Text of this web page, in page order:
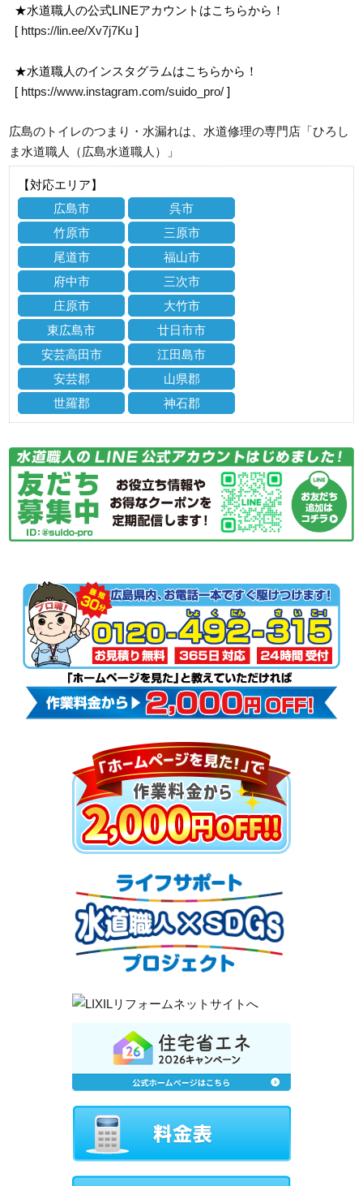
★水道職人の公式LINEアカウントはこちらから！
[ https://lin.ee/Xv7j7Ku ]
★水道職人のインスタグラムはこちらから！
[ https://www.instagram.com/suido_pro/ ]
広島のトイレのつまり・水漏れは、水道修理の専門店「ひろし
ま水道職人（広島水道職人）」
【対応エリア】
広島市
呉市
竹原市
三原市
尾道市
福山市
府中市
三次市
庄原市
大竹市
東広島市
廿日市市
安芸高田市
江田島市
安芸郡
山県郡
世羅郡
神石郡